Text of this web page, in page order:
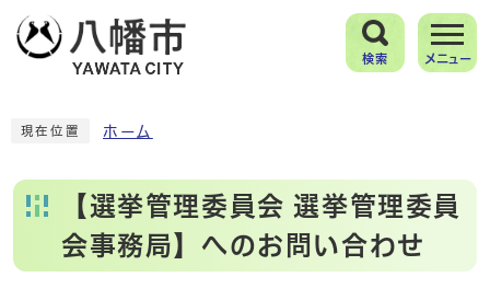
検索 メニュー
現在位置 ホーム
【選挙管理委員会 選挙管理委員
会事務局】へのお問い合わせ